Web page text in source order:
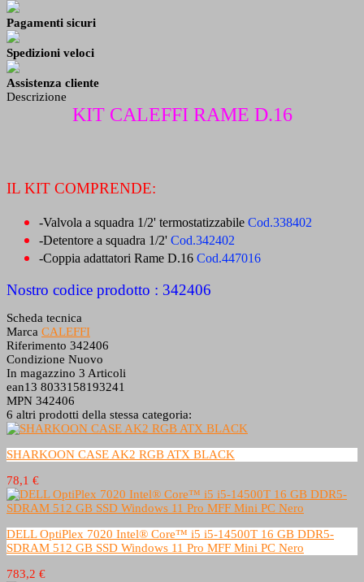
Pagamenti sicuri
Spedizioni veloci
Assistenza cliente
Descrizione
KIT CALEFFI RAME D.16
IL KIT COMPRENDE:
-Valvola a squadra 1/2' termostatizzabile Cod.338402
-Detentore a squadra 1/2' Cod.342402
-Coppia adattatori Rame D.16 Cod.447016
Nostro codice prodotto : 342406
Scheda tecnica
Marca CALEFFI
Riferimento 342406
Condizione Nuovo
In magazzino 3 Articoli
ean13 8033158193241
MPN 342406
6 altri prodotti della stessa categoria:
SHARKOON CASE AK2 RGB ATX BLACK
78,1 €
DELL OptiPlex 7020 Intel® Core™ i5 i5-14500T 16 GB DDR5-
SDRAM 512 GB SSD Windows 11 Pro MFF Mini PC Nero
783,2 €